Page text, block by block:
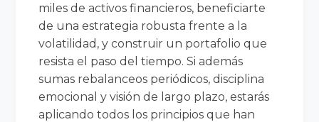
miles de activos financieros, beneficiarte
de una estrategia robusta frente a la
volatilidad, y construir un portafolio que
resista el paso del tiempo. Si además
sumas rebalanceos periódicos, disciplina
emocional y visión de largo plazo, estarás
aplicando todos los principios que han